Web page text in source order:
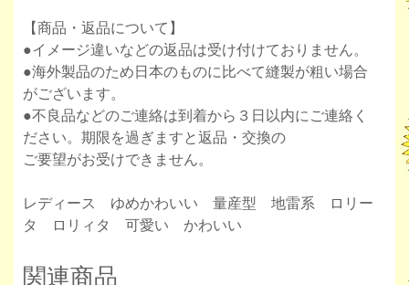
【商品・返品について】
●イメージ違いなどの返品は受け付けておりません。
●海外製品のため日本のものに比べて縫製が粗い場合
がございます。
●不良品などのご連絡は到着から３日以内にご連絡く
ださい。期限を過ぎますと返品・交換の
ご要望がお受けできません。
レディース ゆめかわいい 量産型 地雷系 ロリー
タ ロリィタ 可愛い かわいい
関連商品